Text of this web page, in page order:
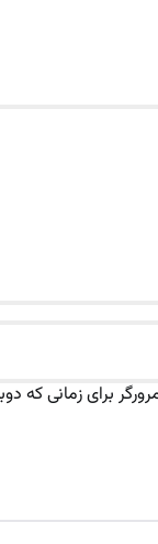
برای زمانی که